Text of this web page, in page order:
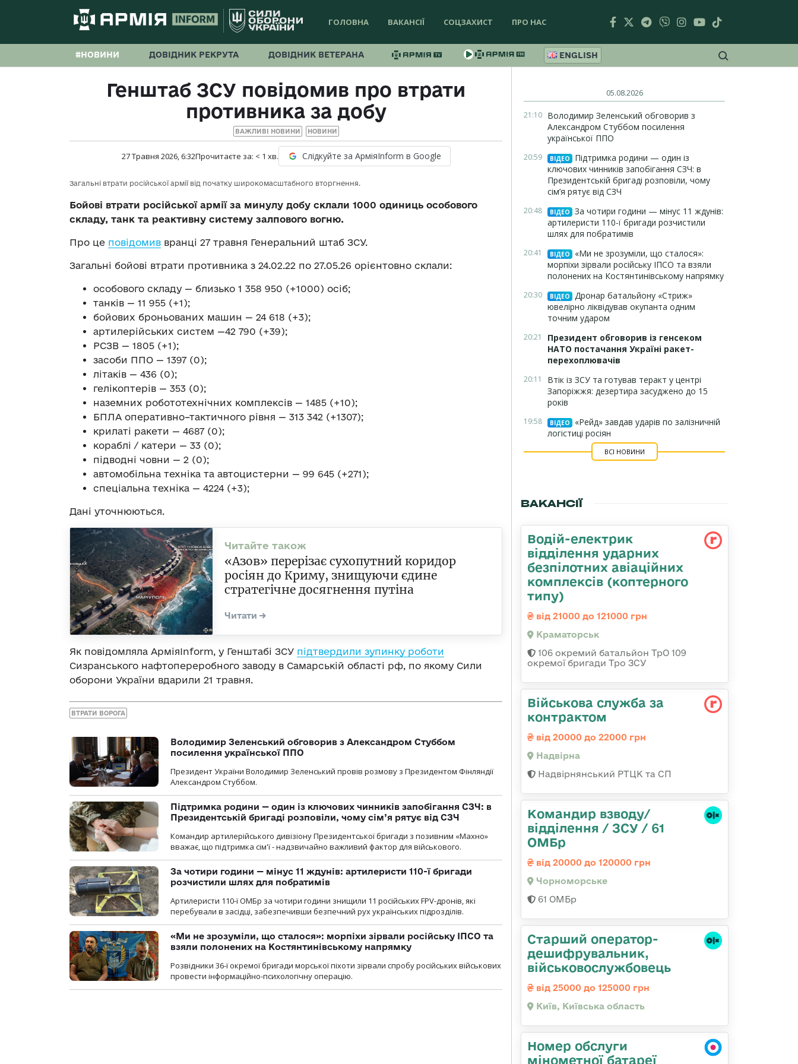
ГОЛОВНА ВАКАНСІЇ СОЦЗАХИСТ ПРО НАС
#НОВИНИ ДОВІДНИК РЕКРУТА ДОВІДНИК ВЕТЕРАНА ENGLISH
Генштаб ЗСУ повідомив про втрати
противника за добу
ВАЖЛИВІ НОВИНИ НОВИНИ
27 Травня 2026, 6:32Прочитаєте за: < 1 хв. Слідкуйте за АрміяInform в Google
Загальні втрати російської армії від початку широкомасштабного вторгнення.
Бойові втрати російської армії за минулу добу склали 1000 одиниць особового
складу, танк та реактивну систему залпового вогню.
Про це повідомив вранці 27 травня Генеральний штаб ЗСУ.
Загальні бойові втрати противника з 24.02.22 по 27.05.26 орієнтовно склали:
особового складу — близько 1 358 950 (+1000) осіб;
танків — 11 955 (+1);
бойових броньованих машин — 24 618 (+3);
артилерійських систем —42 790 (+39);
РСЗВ — 1805 (+1);
засоби ППО — 1397 (0);
літаків — 436 (0);
гелікоптерів — 353 (0);
наземних робототехнічних комплексів — 1485 (+10);
БПЛА оперативно–тактичного рівня — 313 342 (+1307);
крилаті ракети — 4687 (0);
кораблі / катери — 33 (0);
підводні човни — 2 (0);
автомобільна техніка та автоцистерни — 99 645 (+271);
спеціальна техніка — 4224 (+3);
Дані уточнюються.
«Азов» перерізає сухопутний коридор
росіян до Криму, знищуючи єдине
стратегічне досягнення путіна
Як повідомляла АрміяInform, у Генштабі ЗСУ підтвердили зупинку роботи
Сизранського нафтопереробного заводу в Самарській області рф, по якому Сили
оборони України вдарили 21 травня.
ВТРАТИ ВОРОГА
Володимир Зеленський обговорив з Александром Стуббом
посилення української ППО
Президент України Володимир Зеленський провів розмову з Президентом Фінляндії
Александром Стуббом.
Підтримка родини — один із ключових чинників запобігання СЗЧ: в
Президентській бригаді розповіли, чому сім’я рятує від СЗЧ
Командир артилерійського дивізіону Президентської бригади з позивним «Махно»
вважає, що підтримка сім'ї - надзвичайно важливий фактор для військового.
За чотири години — мінус 11 ждунів: артилеристи 110-ї бригади
розчистили шлях для побратимів
Артилеристи 110-ї ОМБр за чотири години знищили 11 російських FPV-дронів, які
перебували в засідці, забезпечивши безпечний рух українських підрозділів.
«Ми не зрозуміли, що сталося»: морпіхи зірвали російську ІПСО та
взяли полонених на Костянтинівському напрямку
Розвідники 36-ї окремої бригади морської піхоти зірвали спробу російських військових
провести інформаційно-психологічну операцію.
05.08.2026
21:10 Володимир Зеленський обговорив з
Александром Стуббом посилення
української ППО
20:59 ВІДЕО
Підтримка родини — один із
ключових чинників запобігання СЗЧ: в
Президентській бригаді розповіли, чому
сім’я рятує від СЗЧ
20:48 ВІДЕО
За чотири години — мінус 11 ждунів:
артилеристи 110-ї бригади розчистили
шлях для побратимів
20:41 ВІДЕО
«Ми не зрозуміли, що сталося»:
морпіхи зірвали російську ІПСО та взяли
полонених на Костянтинівському напрямку
20:30 ВІДЕО
Дронар батальйону «Стриж»
ювелірно ліквідував окупанта одним
точним ударом
20:21
Президент обговорив із генсеком
НАТО постачання Україні ракет-
перехоплювачів
20:11
Втік із ЗСУ та готував теракт у центрі
Запоріжжя: дезертира засуджено до 15
років
19:58 ВІДЕО
«Рейд» завдав ударів по залізничній
логістиці росіян
ВСІ НОВИНИ
ВАКАНСІЇ
Водій-електрик
відділення ударних
безпілотних авіаційних
комплексів (коптерного
типу)
від 21000 до 121000 грн
Краматорськ
106 окремий батальйон ТрО 109
окремої бригади Тро ЗСУ
Військова служба за
контрактом
від 20000 до 22000 грн
Надвірна
Надвірнянський РТЦК та СП
Командир взводу/
відділення / ЗСУ / 61
ОМБр
від 20000 до 120000 грн
Чорноморське
61 ОМБр
Старший оператор-
дешифрувальник,
військовослужбовець
від 25000 до 125000 грн
Київ, Київська область
Номер обслуги
мінометної батареї